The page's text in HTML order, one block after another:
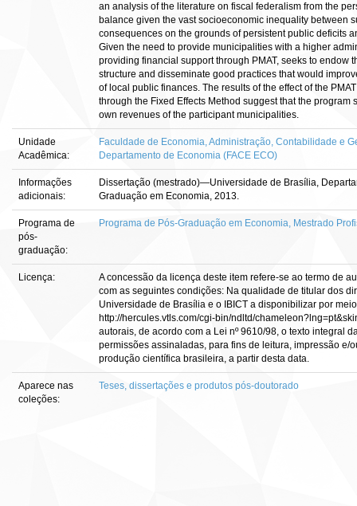
an analysis of the literature on fiscal federalism from the
balance given the vast socioeconomic inequality between
consequences on the grounds of persistent public deficits
Given the need to provide municipalities with a higher
providing financial support through PMAT, seeks to endow
structure and disseminate good practices that would
of local public finances. The results of the effect of the
through the Fixed Effects Method suggest that the
own revenues of the participant municipalities.
Unidade
Acadêmica:
Faculdade de Economia, Administração, Contabilidade e
Departamento de Economia (FACE ECO)
Informações
adicionais:
Dissertação (mestrado)—Universidade de Brasília,
Graduação em Economia, 2013.
Programa de
pós-
graduação:
Programa de Pós-Graduação em Economia, Mestrado
Licença:
A concessão da licença deste item refere-se ao termo de
com as seguintes condições: Na qualidade de titular dos
Universidade de Brasília e o IBICT a disponibilizar por
http://hercules.vtls.com/cgi-bin/ndltd/
autorais, de acordo com a Lei nº 9610/98, o texto integral
permissões assinaladas, para fins de leitura, impressão e/
produção científica brasileira, a partir desta data.
Aparece nas
coleções:
Teses, dissertações e produtos pós-doutorado